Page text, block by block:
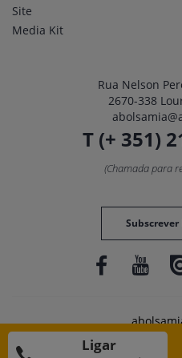
Ligar
Site
Media Kit
Rua Nelson
2670-338
T (+ 351)
(Chamada para